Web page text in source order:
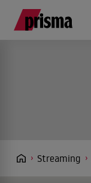
Streaming